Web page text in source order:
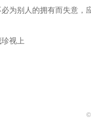
为别人的拥有而失意，
视上
©